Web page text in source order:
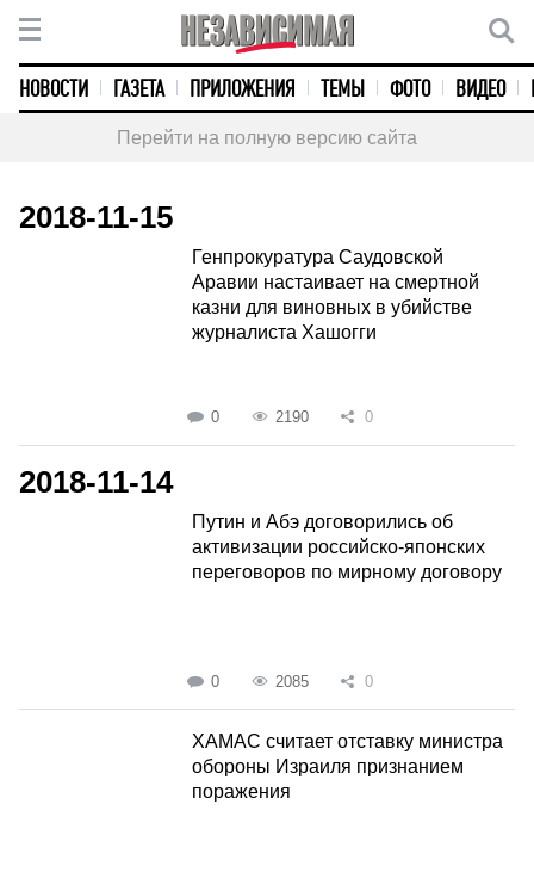
НОВОСТИ ГАЗЕТА ПРИЛОЖЕНИЯ ТЕМЫ ФОТО ВИДЕО
Перейти на полную версию сайта
2018-11-15
Генпрокуратура Саудовской
Аравии настаивает на смертной
казни для виновных в убийстве
журналиста Хашогги
0 2190 0
2018-11-14
Путин и Абэ договорились об
активизации российско-японских
переговоров по мирному договору
0 2085 0
ХАМАС считает отставку министра
обороны Израиля признанием
поражения